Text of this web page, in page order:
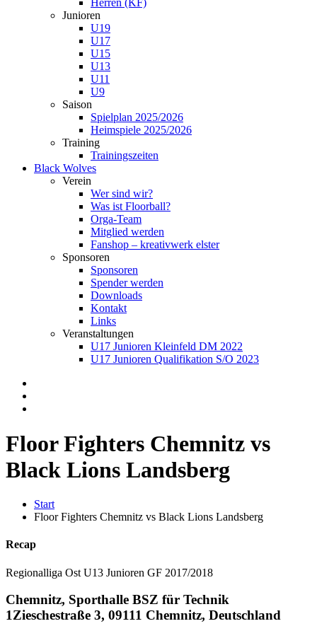
Herren (KF)
Junioren
U19
U17
U15
U13
U11
U9
Saison
Spielplan 2025/2026
Heimspiele 2025/2026
Training
Trainingszeiten
Black Wolves
Verein
Wer sind wir?
Was ist Floorball?
Orga-Team
Mitglied werden
Fanshop – kreativwerk elster
Sponsoren
Sponsoren
Spender werden
Downloads
Kontakt
Links
Veranstaltungen
U17 Junioren Kleinfeld DM 2022
U17 Junioren Qualifikation S/O 2023
Floor Fighters Chemnitz vs
Black Lions Landsberg
Start
Floor Fighters Chemnitz vs Black Lions Landsberg
Recap
Regionalliga Ost U13 Junioren GF 2017/2018
Chemnitz, Sporthalle BSZ für Technik
1Zieschestraße 3, 09111 Chemnitz, Deutschland